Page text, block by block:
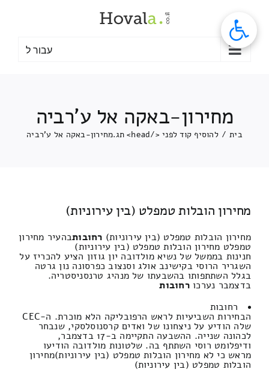
עבור ל
מחירון-באקה אל ע'רביה
בית / להוסיף קוד לפני </head> תג. מחירון-באקה אל ע'רביה
מחירון הובלות טמפלט (בין עירוניות)
מחירון הובלות טמפלט (בין עירוניות) רחובותבהעיר מחירון
טמפלט מחירון הובלות טמפלט (בין עירוניות)
חנינות בממשל של נשיא מולדובה יון גוזון הציע להכריז על
השגריר הרוסי בקישינב אולג וסנצוב כפרסונה נון גרטה
בגלל השתתפותו בהשבעתו של מנהיג טרנסניסטריה.
בדצמבר נערכורחובות
רחובות
הבחירות השביעיות לראש הרפובליקה הלא מוכרת. ה-CEC
שלה הודיע ​​על ניצחונו של ואדים קרסנוסלסקי, שנבחר
לכהונה שנייה. ההשבעה התקיימה ב-17 בדצמבר,
ודיפלומט רוסי השתתף בה. שלטונות מולדובה הודיעו
מראש כי לא מחירון הובלות טמפלט (בין עירוניות)מחירון
הובלות טמפלט (בין עירוניות)